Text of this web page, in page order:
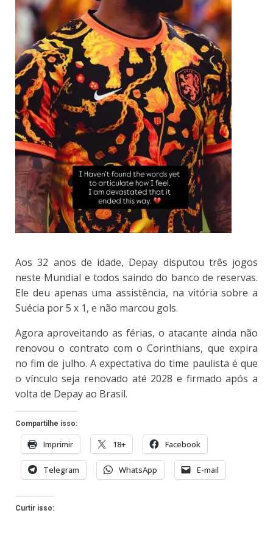
Aos 32 anos de idade, Depay disputou três jogos
neste Mundial e todos saindo do banco de reservas.
Ele deu apenas uma assistência, na vitória sobre a
Suécia por 5 x 1, e não marcou gols.
Agora aproveitando as férias, o atacante ainda não
renovou o contrato com o Corinthians, que expira
no fim de julho. A expectativa do time paulista é que
o vínculo seja renovado até 2028 e firmado após a
volta de Depay ao Brasil.
Compartilhe isso:
Imprimir 18+ Facebook
Telegram WhatsApp E-mail
Curtir isso: